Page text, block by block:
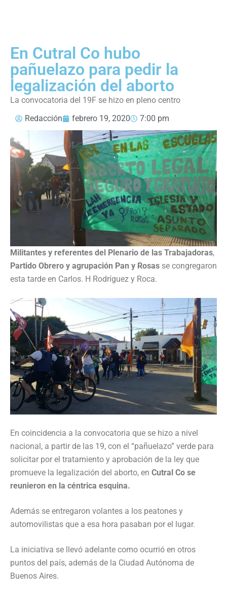
En Cutral Co hubo
pañuelazo para pedir la
legalización del aborto
La convocatoria del 19F se hizo en pleno centro
Redacción
febrero 19, 2020 7:00 pm
Militantes y referentes del Plenario de las Trabajadoras,
Partido Obrero y agrupación Pan y Rosas se congregaron
esta tarde en Carlos. H Rodríguez y Roca.
En coincidencia a la convocatoria que se hizo a nivel
nacional, a partir de las 19, con el “pañuelazo” verde para
solicitar por el tratamiento y aprobación de la ley que
promueve la legalización del aborto, en Cutral Co se
reunieron en la céntrica esquina.
Además se entregaron volantes a los peatones y
automovilistas que a esa hora pasaban por el lugar.
La iniciativa se llevó adelante como ocurrió en otros
puntos del país, además de la Ciudad Autónoma de
Buenos Aires.